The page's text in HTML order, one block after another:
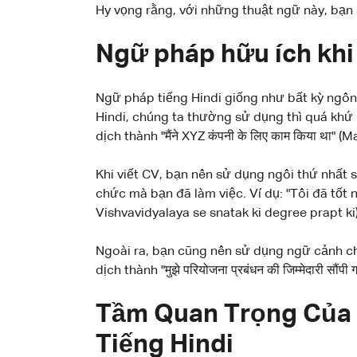
Hy vọng rằng, với những thuật ngữ này,
Ngữ pháp hữu ích
Ngữ pháp tiếng Hindi giống như bất kỳ
Hindi, chúng ta thường sử dụng thì quá
dịch thành "मैंने XYZ कंपनी के लिए काम किया
Khi viết CV, bạn nên sử dụng ngôi thứ nhất
chức mà bạn đã làm việc. Ví dụ: "Tôi đã tốt
Vishvavidyalaya se snatak ki degree prapt
Ngoài ra, bạn cũng nên sử dụng ngữ cảnh
dịch thành "मुझे परियोजना प्रबंधन की जिम्मेदारी
Tầm Quan Trọng
Tiếng Hindi